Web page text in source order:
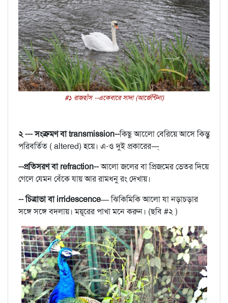
#১ রাজহাঁস --একেবারে সাদা (আর্জেন্টিনা)
২ --- সংক্রমণ বা transmission--কিছু আলোে বেরিয়ে আসে কিন্তু
পরিবর্তিত ( altered) হয়ে। এ-ও দুই প্রকারের—্
--প্রতিসরণ বা refraction--আলো জলের বা প্রিজমের ভেতর দিয়ে
গেলে যেমন বেঁকে যায় আর রামধনু রং দেখায়।
-- চিত্রাভা বা irridescence—ঝিকিমিকি আলো যা নড়াচড়ার
সঙ্গে সঙ্গে বদলায়। ময়ূরের পাখা মনে করুন। (ছবি #২ )